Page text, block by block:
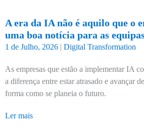
A era da IA não é aquilo que o
uma boa notícia para as
1 de Julho, 2026 | Digital Transformation
As empresas que estão a implementar IA
a diferença entre estar atrasado e avançar
forma como se planeia o futuro.
Ler mais